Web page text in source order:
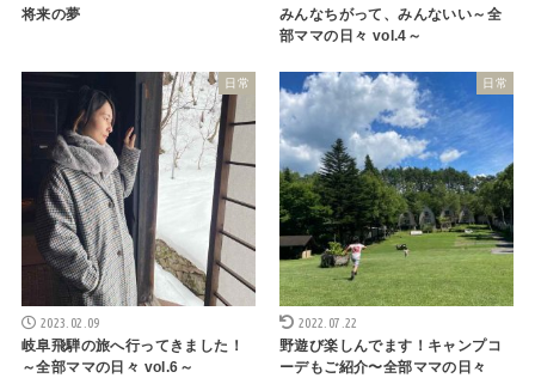
将来の夢
みんなちがって、みんないい～全
部ママの日々 vol.4～
日常
2023.02.09
岐阜飛騨の旅へ行ってきました！
～全部ママの日々 vol.6～
日常
2022.07.22
野遊び楽しんでます！キャンプコ
ーデもご紹介〜全部ママの日々